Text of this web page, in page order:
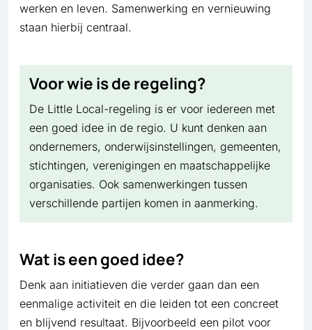
werken en leven. Samenwerking en vernieuwing
staan hierbij centraal.
Voor wie is de regeling?
De Little Local-regeling is er voor iedereen met
een goed idee in de regio. U kunt denken aan
ondernemers, onderwijsinstellingen, gemeenten,
stichtingen, verenigingen en maatschappelijke
organisaties. Ook samenwerkingen tussen
verschillende partijen komen in aanmerking.
Wat is een goed idee?
Denk aan initiatieven die verder gaan dan een
eenmalige activiteit en die leiden tot een concreet
en blijvend resultaat. Bijvoorbeeld een pilot voor